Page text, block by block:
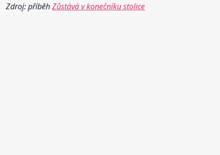
Zdroj: příběhZůstává v konečníku stolice